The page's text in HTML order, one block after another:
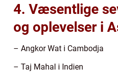
4. Væsentlige
og oplevelser i
– Angkor Wat i Cambodja
– Taj Mahal i Indien